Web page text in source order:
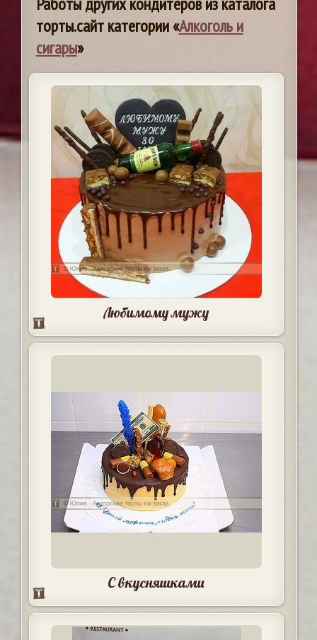
торты.сайт категории «Алкоголь и
сигары»
Любимому мужу
С вкусняшками